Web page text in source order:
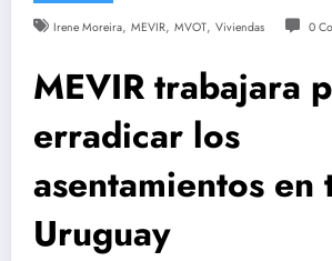
Irene Moreira, MEVIR, MVOT, Viviendas 0
MEVIR trabajara
erradicar los
asentamientos en
Uruguay